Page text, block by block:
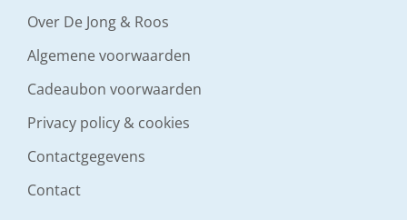
Over De Jong & Roos
Algemene voorwaarden
Cadeaubon voorwaarden
Privacy policy & cookies
Contactgegevens
Contact